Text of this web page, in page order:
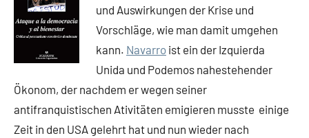
und Auswirkungen der Krise und
Vorschläge, wie man damit umgehen
kann. Navarro ist ein der Izquierda
Unida und Podemos nahestehender
Ökonom, der nachdem er wegen seiner
antifranquistischen Ativitäten emigieren musste einige
Zeit in den USA gelehrt hat und nun wieder nach